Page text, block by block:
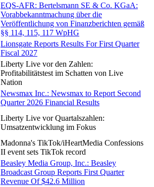
EQS-AFR: Bertelsmann SE & Co. KGaA:
Vorabbekanntmachung über die
Veröffentlichung von Finanzberichten gemäß
§§ 114, 115, 117 WpHG
Lionsgate Reports Results For First Quarter
Fiscal 2027
Liberty Live vor den Zahlen:
Profitabilitätstest im Schatten von Live
Nation
Newsmax Inc.: Newsmax to Report Second
Quarter 2026 Financial Results
Liberty Live vor Quartalszahlen:
Umsatzentwicklung im Fokus
Madonna's TikTok/iHeartMedia Confessions
II event sets TikTok record
Beasley Media Group, Inc.: Beasley
Broadcast Group Reports First Quarter
Revenue Of $42.6 Million